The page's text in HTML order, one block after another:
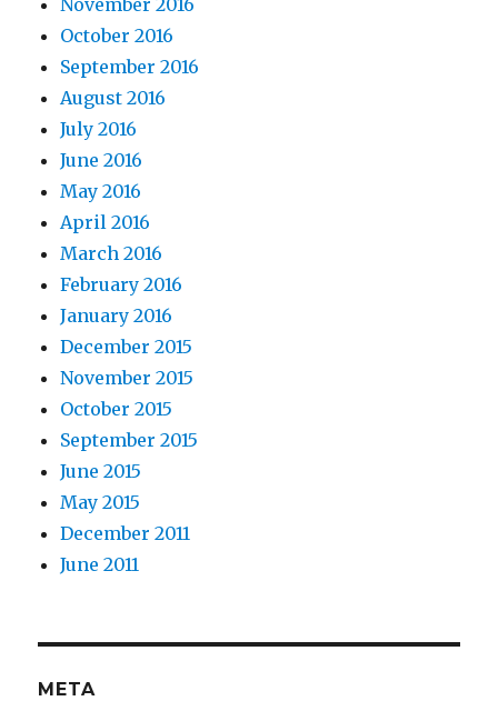
October 2016
September 2016
August 2016
July 2016
June 2016
May 2016
April 2016
March 2016
February 2016
January 2016
December 2015
November 2015
October 2015
September 2015
June 2015
May 2015
December 2011
June 2011
META